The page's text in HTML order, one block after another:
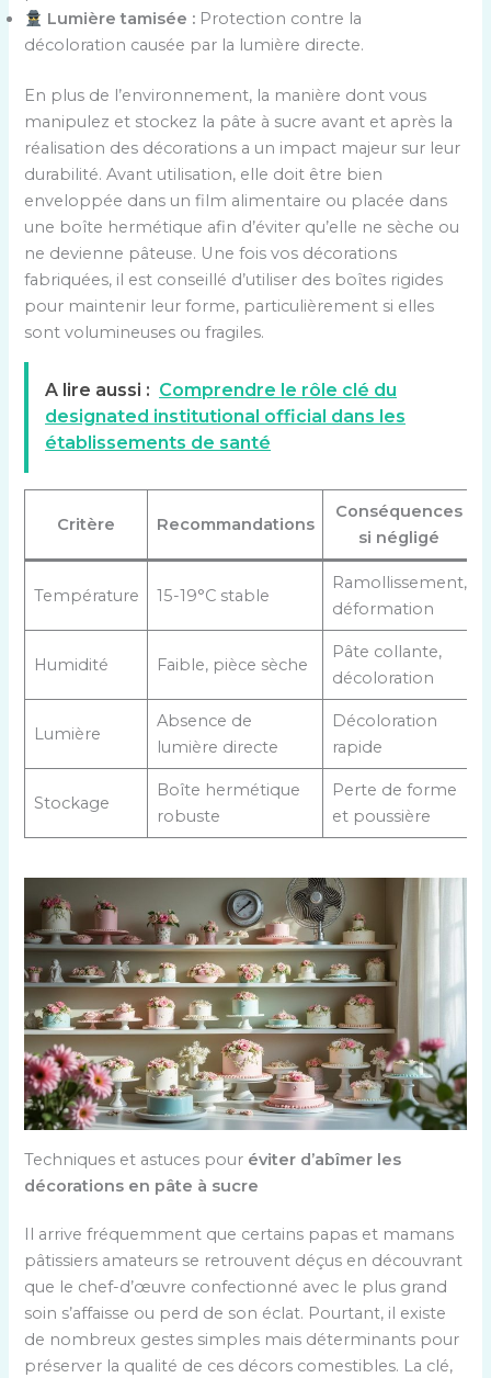
Lumière tamisée : Protection contre la
décoloration causée par la lumière directe.
En plus de l’environnement, la manière dont vous
manipulez et stockez la pâte à sucre avant et après la
réalisation des décorations a un impact majeur sur leur
durabilité. Avant utilisation, elle doit être bien
enveloppée dans un film alimentaire ou placée dans
une boîte hermétique afin d’éviter qu’elle ne sèche ou
ne devienne pâteuse. Une fois vos décorations
fabriquées, il est conseillé d’utiliser des boîtes rigides
pour maintenir leur forme, particulièrement si elles
sont volumineuses ou fragiles.
A lire aussi : Comprendre le rôle clé du
designated institutional official dans les
établissements de santé
Critère Recommandations
Conséquences
si négligé
Température 15-19°C stable
Ramollissement,
déformation
Humidité Faible, pièce sèche
Pâte collante,
décoloration
Lumière
Absence de
lumière directe
Décoloration
rapide
Stockage
Boîte hermétique
robuste
Perte de forme
et poussière
Techniques et astuces pour éviter d’abîmer les
décorations en pâte à sucre
Il arrive fréquemment que certains papas et mamans
pâtissiers amateurs se retrouvent déçus en découvrant
que le chef-d’œuvre confectionné avec le plus grand
soin s’affaisse ou perd de son éclat. Pourtant, il existe
de nombreux gestes simples mais déterminants pour
préserver la qualité de ces décors comestibles. La clé,